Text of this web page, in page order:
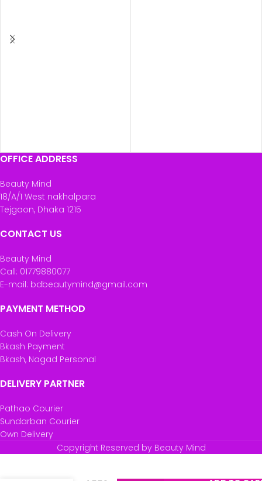
OFFICE ADDRESS
Beauty Mind
18/A/1 West nakhalpara
Tejgaon, Dhaka 1215
CONTACT US
Beauty Mind
Call: 01779880077
E-mail: bdbeautymind@gmail.com
PAYMENT METHOD
Cash On Delivery
Bkash Payment
Bkash, Nagad Personal
DELIVERY PARTNER
Pathao Courier
Sundarban Courier
Own Delivery
Copyright Reserved by Beauty Mind